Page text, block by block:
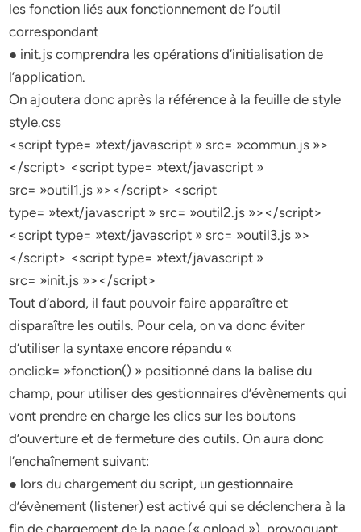
les fonction liés aux fonctionnement de l’outil
correspondant
● init.js comprendra les opérations d’initialisation de
l’application.
On ajoutera donc après la référence à la feuille de style
style.css
<script type= »text/javascript » src= »commun.js »>
</script> <script type= »text/javascript »
src= »outil1.js »></script> <script
type= »text/javascript » src= »outil2.js »></script>
<script type= »text/javascript » src= »outil3.js »>
</script> <script type= »text/javascript »
src= »init.js »></script>
Tout d’abord, il faut pouvoir faire apparaître et
disparaître les outils. Pour cela, on va donc éviter
d’utiliser la syntaxe encore répandu «
onclick= »fonction() » positionné dans la balise du
champ, pour utiliser des gestionnaires d’évènements qui
vont prendre en charge les clics sur les boutons
d’ouverture et de fermeture des outils. On aura donc
l’enchaînement suivant:
● lors du chargement du script, un gestionnaire
d’évènement (listener) est activé qui se déclenchera à la
fin de chargement de la page (« onload »), provoquant